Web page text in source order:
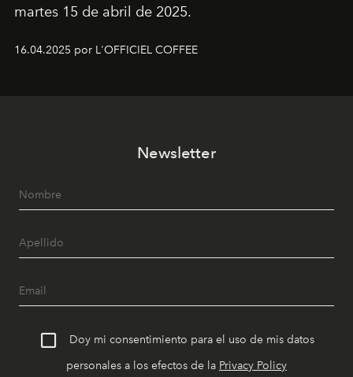
martes 15 de abril de 2025.
16.04.2025 por L'OFFICIEL COFFEE
Newsletter
Doy mi consentimiento para el uso de mis datos
personales a los efectos de la Privacy Policy